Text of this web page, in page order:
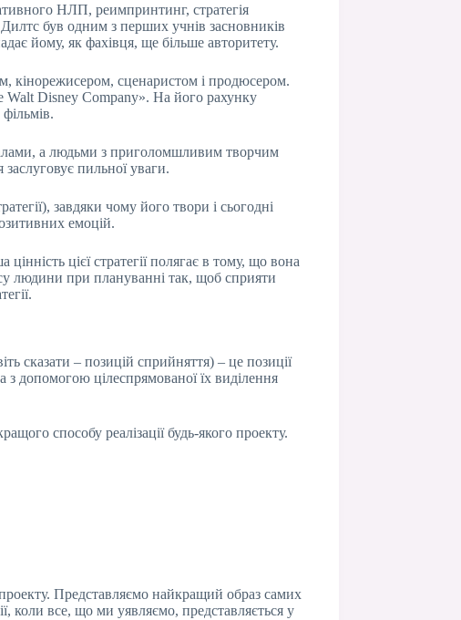
НЛП, реимпринтинг, стратегія
був одним з перших учнів засновників
йому, як фахівця, ще більше авторитету.
кінорежисером, сценаристом і продюсером.
Walt Disney Company». На його рахунку
а людьми з приголомшливим творчим
пильної уваги.
завдяки чому його твори і сьогодні
емоцій.
цієї стратегії полягає в тому, що вона
людини при плануванні так, щоб сприяти
сказати – позицій сприйняття) – це позиції
допомогою цілеспрямованої їх виділення
способу реалізації будь-якого проекту.
Представляємо найкращий образ самих
коли все, що ми уявляємо, представляється у